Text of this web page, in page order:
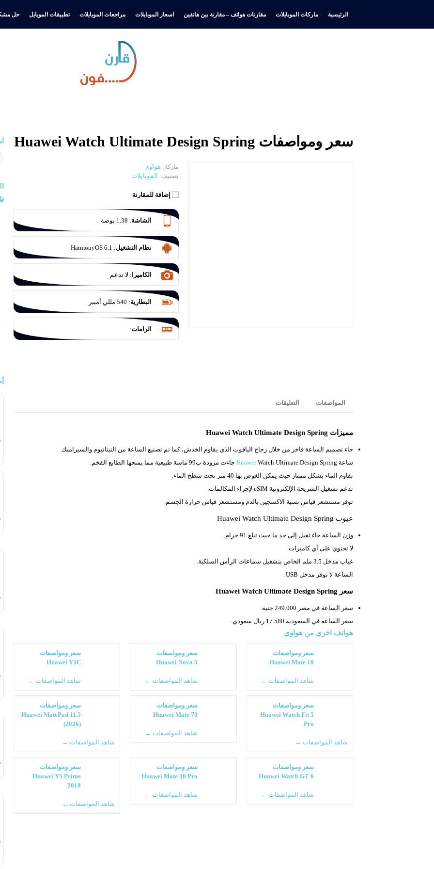
الرئيسية ماركات الموبايلات مقارنات هواتف – مقارنة بين هاتفين اسعار الموبايلات مراجعات الموبايلات تطبيقات الموبايل حل
سعر ومواصفات Huawei Watch Ultimate Design Spring
ماركة: هواوي
تصنيف: الموبايلات
إضافة للمقارنة
الشاشة: 1.38 بوصة
نظام التشغيل:
HarmonyOS 6.1
الكاميرا :لا تدعم
البطارية: 540 مللي أمبير
الرامات:
المواصفات التعليقات
مميزات Huawei Watch Ultimate Design Spring
جاء تصميم الساعة فاخر من خلال زجاج الياقوت الذي يقاوم الخدش، كما تم تصنيع الساعة من التيتانيوم والسيراميك.
ساعة
Huawei Watch Ultimate Design Spring جاءت مزودة ب99 ماسة طبيعية مما يمنحها الطابع الفخم.
تقاوم الماء بشكل ممتاز حيث يمكن الغوص بها 40 متر تحت سطح الماء.
تدعم تشغيل الشريحة الإلكترونية eSIM لإجراء المكالمات.
توفر مستشعر قياس نسبة الاكسجين بالدم ومستشعر قياس حرارة الجسم.
عيوب Huawei Watch Ultimate Design Spring
وزن الساعة جاء ثقيل إلى حد ما حيث تبلغ 91 جرام.
لا تحتوي على أي كاميرات.
غياب مدخل 3.5 ملم الخاص بتشغيل سماعات الرأس السلكية.
الساعة لا توفر مدخل USB.
سعر Huawei Watch Ultimate Design Spring
سعر الساعة في مصر 249.000 جنيه.
سعر الساعة في السعودية 17.580 ريال سعودي.
هواتف اخري من هواوي
سعر ومواصفات
Huawei Mate 10
شاهد المواصفات ←
سعر ومواصفات
Huawei Nova 5
شاهد المواصفات ←
سعر ومواصفات
Huawei Y3C
شاهد المواصفات ←
سعر ومواصفات
Huawei Watch Fit 5
Pro
شاهد المواصفات ←
سعر ومواصفات
Huawei Mate 70
شاهد المواصفات ←
سعر ومواصفات
Huawei MatePad 11.5
(2026)
شاهد المواصفات ←
سعر ومواصفات
Huawei Watch GT 6
شاهد المواصفات ←
سعر ومواصفات
Huawei Mate 30 Pro
شاهد المواصفات ←
سعر ومواصفات
Huawei Y5 Prime
2018
شاهد المواصفات ←